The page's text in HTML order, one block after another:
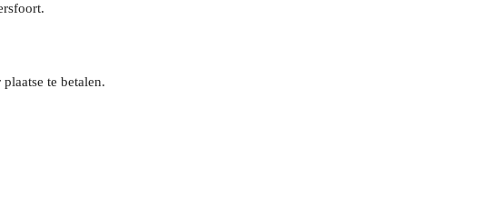
te betalen.